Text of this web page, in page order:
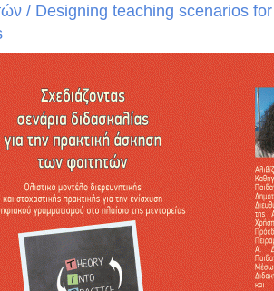
/ Designing teaching scenarios